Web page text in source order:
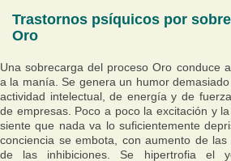
Trastornos psíquicos por
Oro
Una sobrecarga del proceso Oro conduce
a la manía. Se genera un humor
actividad intelectual, de energía y de
de empresas. Poco a poco la excitación y
siente que nada va lo suficientemente
conciencia se embota, con aumento de
de las inhibiciones. Se hipertrofia el